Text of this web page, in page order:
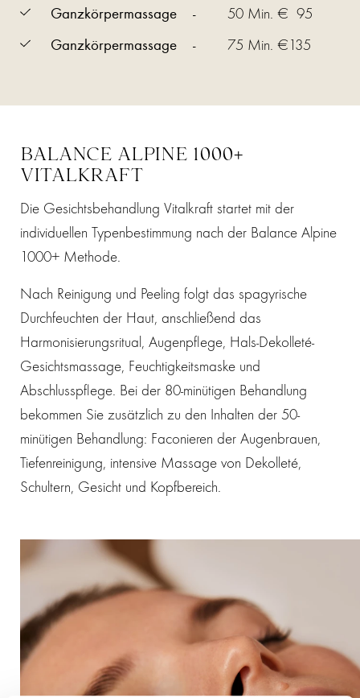
Ganzkörpermassage - 50 Min. € 95
Ganzkörpermassage - 75 Min. €135
BALANCE ALPINE 1000+
VITALKRAFT
Die Gesichtsbehandlung Vitalkraft startet mit der
individuellen Typenbestimmung nach der Balance Alpine
1000+ Methode.
Nach Reinigung und Peeling folgt das spagyrische
Durchfeuchten der Haut, anschließend das
Harmonisierungsritual, Augenpflege, Hals-Dekolleté-
Gesichtsmassage, Feuchtigkeitsmaske und
Abschlusspflege. Bei der 80-minütigen Behandlung
bekommen Sie zusätzlich zu den Inhalten der 50-
minütigen Behandlung: Faconieren der Augenbrauen,
Tiefenreinigung, intensive Massage von Dekolleté,
Schultern, Gesicht und Kopfbereich.